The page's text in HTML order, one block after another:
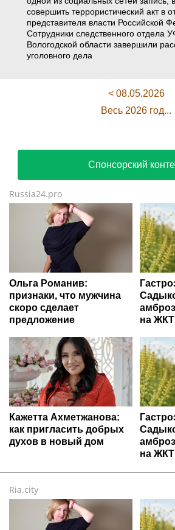
совершить террористический акт в
представителя власти Российской
Сотрудники следственного отдела
Вологодской области завершили
уголовного дела
< 08.05.2026
Весь 2026 год...
Спонсорский
Russia24.pro
Ольга Романив:
признаки, что мужчина
скоро сделает
предложение
на ЖКТ
Кажетта Ахметжанова:
как пригласить добрых
духов в новый дом
на ЖКТ
Ria.city